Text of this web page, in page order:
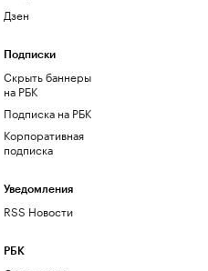
Дзен
Подписки
Скрыть баннеры
на РБК
Подписка на РБК
Корпоративная
подписка
Уведомления
RSS Новости
РБК